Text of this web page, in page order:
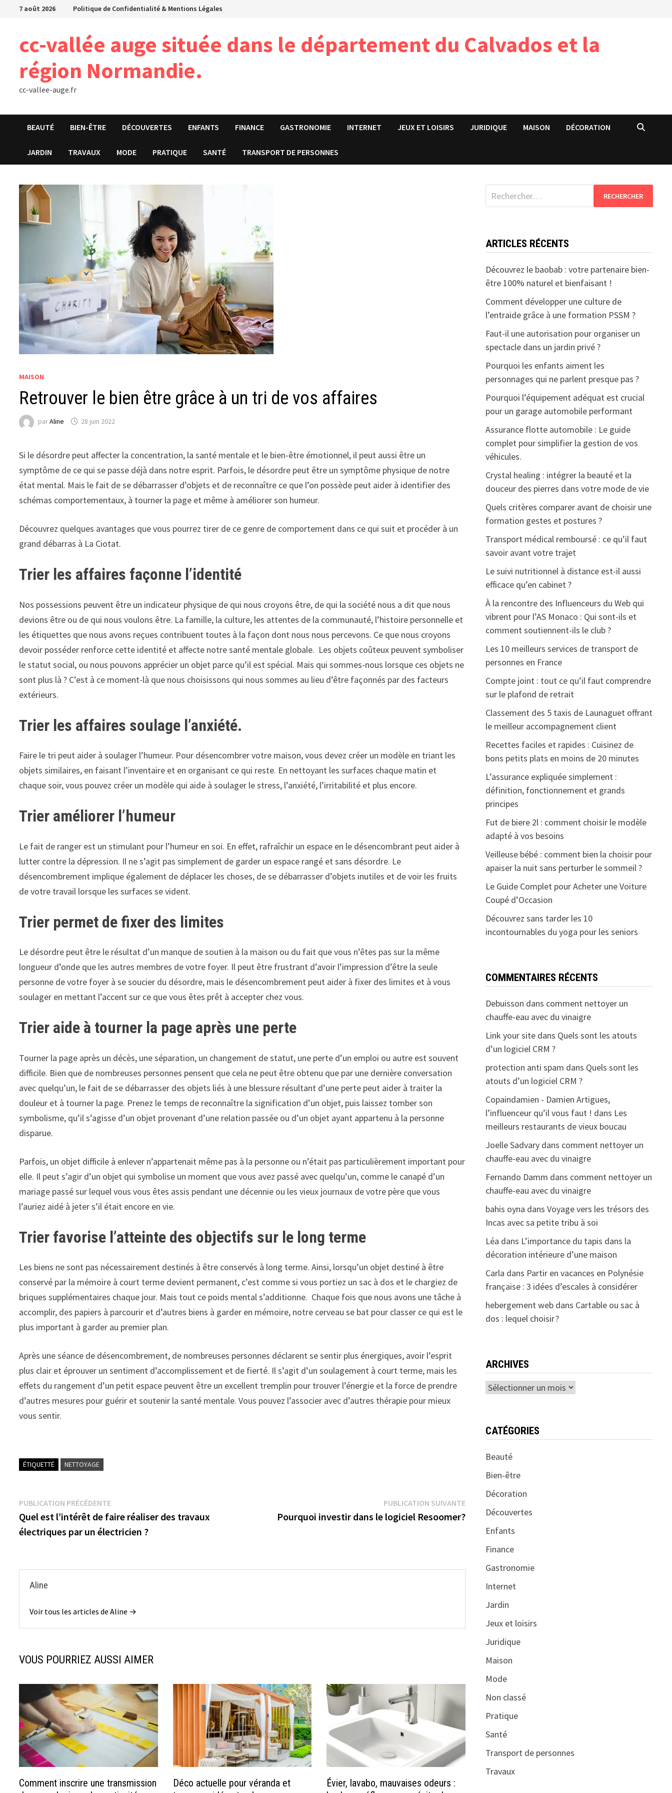
Passer7 août 2026 Politique de Confidentialité & Mentions Légales
cc-vallée auge située dans le département du Calvados et la
région Normandie.
cc-vallee-auge.fr
BEAUTÉ BIEN-ÊTRE DÉCOUVERTES ENFANTS FINANCE GASTRONOMIE INTERNET JEUX ET LOISIRS JURIDIQUE MAISON DÉCORATION
JARDIN TRAVAUX MODE PRATIQUE SANTÉ TRANSPORT DE PERSONNES
MAISON
Retrouver le bien être grâce à un tri de vos affaires
parAline 28 juin 2022
Si le désordre peut affecter la concentration, la santé mentale et le bien-être émotionnel, il peut aussi être un
symptôme de ce qui se passe déjà dans notre esprit. Parfois, le désordre peut être un symptôme physique de notre
état mental. Mais le fait de se débarrasser d’objets et de reconnaître ce que l’on possède peut aider à identifier des
schémas comportementaux, à tourner la page et même à améliorer son humeur.
Découvrez quelques avantages que vous pourrez tirer de ce genre de comportement dans ce qui suit et procéder à un
grand débarras à La Ciotat.
Trier les affaires façonne l’identité
Nos possessions peuvent être un indicateur physique de qui nous croyons être, de qui la société nous a dit que nous
devions être ou de qui nous voulons être. La famille, la culture, les attentes de la communauté, l’histoire personnelle et
les étiquettes que nous avons reçues contribuent toutes à la façon dont nous nous percevons. Ce que nous croyons
devoir posséder renforce cette identité et affecte notre santé mentale globale. Les objets coûteux peuvent symboliser
le statut social, ou nous pouvons apprécier un objet parce qu’il est spécial. Mais qui sommes-nous lorsque ces objets ne
sont plus là ? C’est à ce moment-là que nous choisissons qui nous sommes au lieu d’être façonnés par des facteurs
extérieurs.
Trier les affaires soulage l’anxiété.
Faire le tri peut aider à soulager l’humeur. Pour désencombrer votre maison, vous devez créer un modèle en triant les
objets similaires, en faisant l’inventaire et en organisant ce qui reste. En nettoyant les surfaces chaque matin et
chaque soir, vous pouvez créer un modèle qui aide à soulager le stress, l’anxiété, l’irritabilité et plus encore.
Trier améliorer l’humeur
Le fait de ranger est un stimulant pour l’humeur en soi. En effet, rafraîchir un espace en le désencombrant peut aider à
lutter contre la dépression. Il ne s’agit pas simplement de garder un espace rangé et sans désordre. Le
désencombrement implique également de déplacer les choses, de se débarrasser d’objets inutiles et de voir les fruits
de votre travail lorsque les surfaces se vident.
Trier permet de fixer des limites
Le désordre peut être le résultat d’un manque de soutien à la maison ou du fait que vous n’êtes pas sur la même
longueur d’onde que les autres membres de votre foyer. Il peut être frustrant d’avoir l’impression d’être la seule
personne de votre foyer à se soucier du désordre, mais le désencombrement peut aider à fixer des limites et à vous
soulager en mettant l’accent sur ce que vous êtes prêt à accepter chez vous.
Trier aide à tourner la page après une perte
Tourner la page après un décès, une séparation, un changement de statut, une perte d’un emploi ou autre est souvent
difficile. Bien que de nombreuses personnes pensent que cela ne peut être obtenu que par une dernière conversation
avec quelqu’un, le fait de se débarrasser des objets liés à une blessure résultant d’une perte peut aider à traiter la
douleur et à tourner la page. Prenez le temps de reconnaître la signification d’un objet, puis laissez tomber son
symbolisme, qu’il s’agisse d’un objet provenant d’une relation passée ou d’un objet ayant appartenu à la personne
disparue.
Parfois, un objet difficile à enlever n’appartenait même pas à la personne ou n’était pas particulièrement important pour
elle. Il peut s’agir d’un objet qui symbolise un moment que vous avez passé avec quelqu’un, comme le canapé d’un
mariage passé sur lequel vous vous êtes assis pendant une décennie ou les vieux journaux de votre père que vous
l’auriez aidé à jeter s’il était encore en vie.
Trier favorise l’atteinte des objectifs sur le long terme
Les biens ne sont pas nécessairement destinés à être conservés à long terme. Ainsi, lorsqu’un objet destiné à être
conservé par la mémoire à court terme devient permanent, c’est comme si vous portiez un sac à dos et le chargiez de
briques supplémentaires chaque jour. Mais tout ce poids mental s’additionne. Chaque fois que nous avons une tâche à
accomplir, des papiers à parcourir et d’autres biens à garder en mémoire, notre cerveau se bat pour classer ce qui est le
plus important à garder au premier plan.
Après une séance de désencombrement, de nombreuses personnes déclarent se sentir plus énergiques, avoir l’esprit
plus clair et éprouver un sentiment d’accomplissement et de fierté. Il s’agit d’un soulagement à court terme, mais les
effets du rangement d’un petit espace peuvent être un excellent tremplin pour trouver l’énergie et la force de prendre
d’autres mesures pour guérir et soutenir la santé mentale. Vous pouvez l’associer avec d’autres thérapie pour mieux
vous sentir.
ÉTIQUETTÉ NETTOYAGE
Navigation
de
l’article
PUBLICATION PRÉCÉDENTEPublication
précédente :
Quel est l’intérêt de faire réaliser des travaux
électriques par un électricien ?
PUBLICATION SUIVANTEPublication
suivante :
Pourquoi investir dans le logiciel Resoomer?
Aline
Voir tous les articles de Aline →
VOUS POURRIEZ AUSSI AIMER
Comment inscrire une transmission
Déco actuelle pour véranda et
Évier, lavabo, mauvaises odeurs :
Rechercher :
ARTICLES RÉCENTS
Découvrez le baobab : votre partenaire bien-
être 100% naturel et bienfaisant !
Comment développer une culture de
l’entraide grâce à une formation PSSM ?
Faut-il une autorisation pour organiser un
spectacle dans un jardin privé ?
Pourquoi les enfants aiment les
personnages qui ne parlent presque pas ?
Pourquoi l’équipement adéquat est crucial
pour un garage automobile performant
Assurance flotte automobile : Le guide
complet pour simplifier la gestion de vos
véhicules.
Crystal healing : intégrer la beauté et la
douceur des pierres dans votre mode de vie
Quels critères comparer avant de choisir une
formation gestes et postures ?
Transport médical remboursé : ce qu’il faut
savoir avant votre trajet
Le suivi nutritionnel à distance est-il aussi
efficace qu’en cabinet ?
À la rencontre des Influenceurs du Web qui
vibrent pour l’AS Monaco : Qui sont-ils et
comment soutiennent-ils le club ?
Les 10 meilleurs services de transport de
personnes en France
Compte joint : tout ce qu’il faut comprendre
sur le plafond de retrait
Classement des 5 taxis de Launaguet offrant
le meilleur accompagnement client
Recettes faciles et rapides : Cuisinez de
bons petits plats en moins de 20 minutes
L’assurance expliquée simplement :
définition, fonctionnement et grands
principes
Fut de biere 2l : comment choisir le modèle
adapté à vos besoins
Veilleuse bébé : comment bien la choisir pour
apaiser la nuit sans perturber le sommeil ?
Le Guide Complet pour Acheter une Voiture
Coupé d’Occasion
Découvrez sans tarder les 10
incontournables du yoga pour les seniors
COMMENTAIRES RÉCENTS
Debuisson dans comment nettoyer un
chauffe-eau avec du vinaigre
Link your sitedans Quels sont les atouts
d’un logiciel CRM ?
protection anti spam dans Quels sont les
atouts d’un logiciel CRM ?
Copaindamien - Damien Artigues,
l’influenceur qu’il vous faut ! dans Les
meilleurs restaurants de vieux boucau
Joelle Sadvarydans comment nettoyer un
chauffe-eau avec du vinaigre
Fernando Damm dans comment nettoyer un
chauffe-eau avec du vinaigre
bahis oyna dans Voyage vers les trésors des
Incas avec sa petite tribu à soi
Léa dans L’importance du tapis dans la
décoration intérieure d’une maison
Carla dans Partir en vacances en Polynésie
française : 3 idées d’escales à considérer
hebergement webdans Cartable ou sac à
dos : lequel choisir ?
ARCHIVES
Archives
CATÉGORIES
Beauté
Bien-être
Décoration
Découvertes
Enfants
Finance
Gastronomie
Internet
Jardin
Jeux et loisirs
Juridique
Maison
Mode
Non classé
Pratique
Santé
Transport de personnes
Travaux